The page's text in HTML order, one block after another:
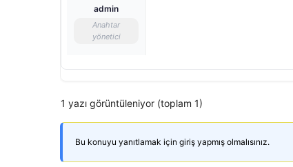
admin
Anahtar
yönetici
1 yazı görüntüleniyor (toplam 1)
Bu konuyu yanıtlamak için giriş yapmış olmalısınız.